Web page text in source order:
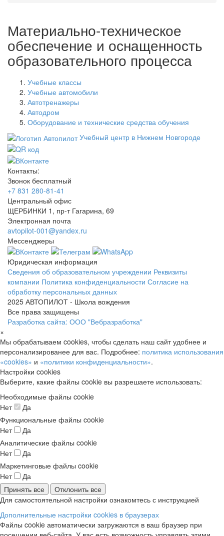
Материально-техническое
обеспечение и оснащенность
образовательного процесса
Учебные классы
Учебные автомобили
Автотренажеры
Автодром
Оборудование и технические средства обучения
Учебный центр в Нижнем Новгороде
Контакты:
Звонок бесплатный
+7 831 280-81-41
Центральный офис
ЩЕРБИНКИ 1, пр-т Гагарина, 69
Электронная почта
avtopilot-001@yandex.ru
Мессенджеры
Юридическая информация
Сведения об образовательном учреждении Реквизиты
компании Политика конфиденциальности Согласие на
обработку персональных данных
2025 АВТОПИЛОТ - Школа вождения
Все права защищены
Разработка сайта: ООО "Вебразработка"
×
Мы обрабатываем cookies, чтобы сделать наш сайт удобнее и
персонализированее для вас. Подробнее: политика использования
«cookies» и «политики конфиденциальности».
Настройки cookies
Выберите, какие файлы cookie вы разрешаете использовать:
Необходимые файлы cookie
Нет
Да
Функциональные файлы cookie
Нет
Да
Аналитические файлы cookie
Нет
Да
Маркетинговые файлы cookie
Нет
Да
Принять все
Отклонить все
Для самостоятельной настройки ознакомтесь с инструкцией
Дополнительные настройки cookies в браузерах
Файлы cookie автоматически загружаются в ваш браузер при